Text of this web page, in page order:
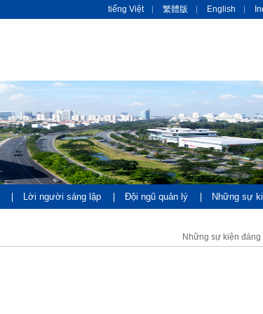
tiếng Việt 繁體版 English
Lời người sáng lập Đội ngũ quản lý Những sự
Những sự kiện đáng